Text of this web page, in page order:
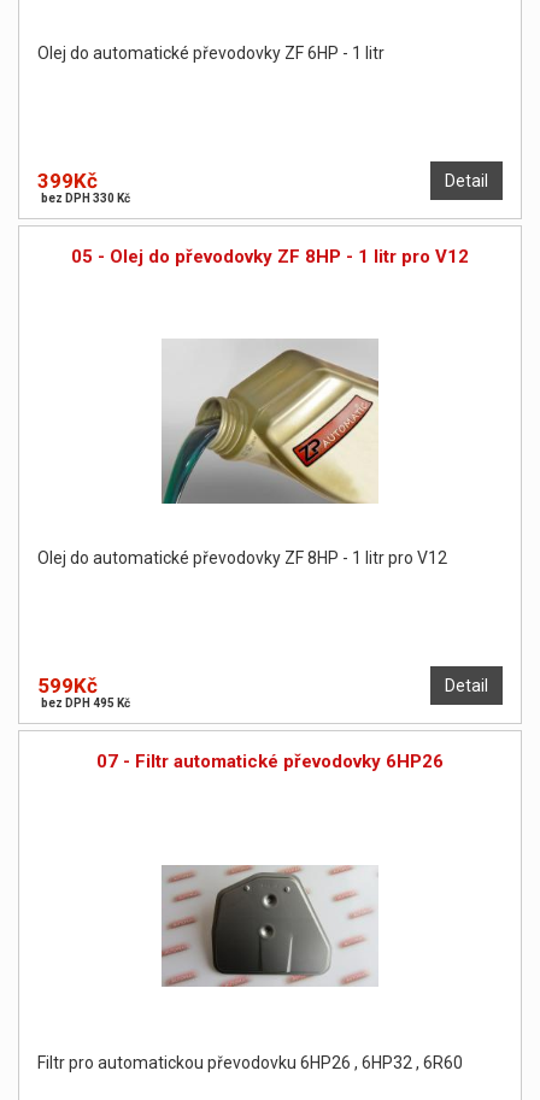
Olej do automatické převodovky ZF 6HP - 1 litr
Detail
399Kč
bez DPH 330 Kč
05 - Olej do převodovky ZF 8HP - 1 litr pro V12
Olej do automatické převodovky ZF 8HP - 1 litr pro V12
Detail
599Kč
bez DPH 495 Kč
07 - Filtr automatické převodovky 6HP26
Filtr pro automatickou převodovku 6HP26 , 6HP32 , 6R60